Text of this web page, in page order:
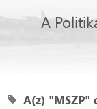
A
A(z) "MSZP"